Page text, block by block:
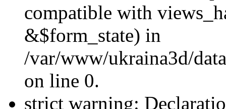
compatible with
&$form_state) in
/var/www/ukraina3d/
on line 0.
strict warning: